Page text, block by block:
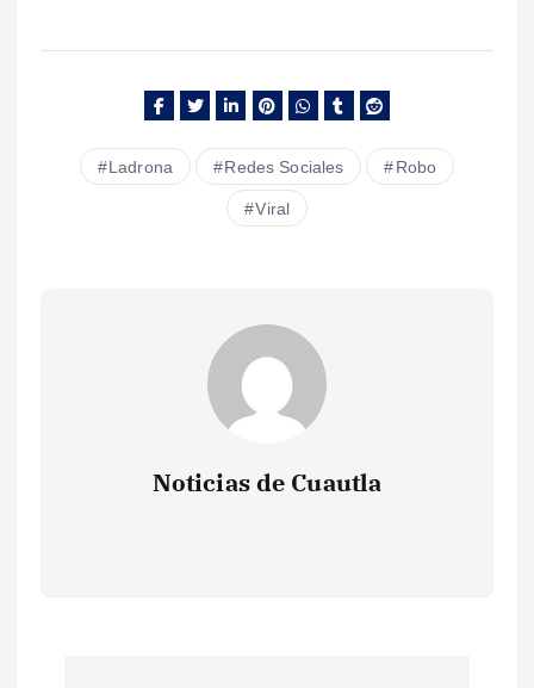
Ladrona Redes Sociales Robo
Viral
Noticias de Cuautla